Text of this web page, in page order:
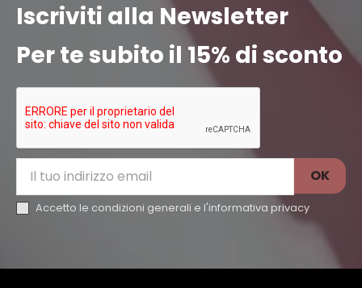
Iscriviti alla Newsletter
Per te subito il 15% di sconto
Accetto le condizioni generali e l'informativa privacy